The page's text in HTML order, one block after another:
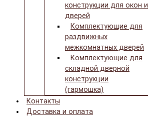
конструкции для окон и
дверей
Комплектующие для
раздвижных
межкомнатных дверей
Комплектующие для
складной дверной
конструкции
(гармошка)
Контакты
Доставка и оплата